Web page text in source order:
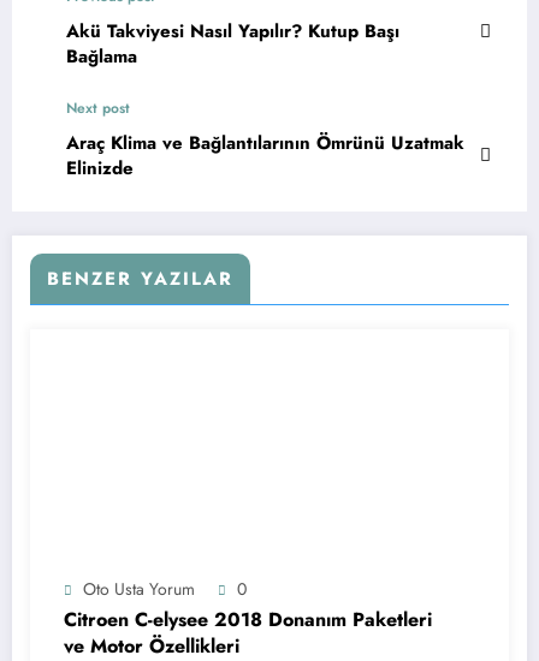
Akü Takviyesi Nasıl Yapılır? Kutup Başı
Bağlama
Next post
Araç Klima ve Bağlantılarının Ömrünü Uzatmak
Elinizde
BENZER YAZILAR
Oto Usta Yorum 0
Citroen C-elysee 2018 Donanım Paketleri
ve Motor Özellikleri